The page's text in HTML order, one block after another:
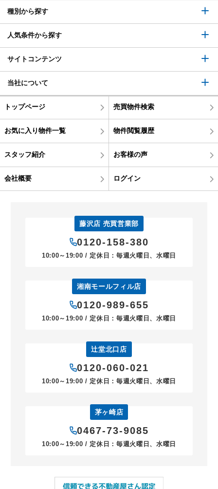
種別から探す
人気条件から探す
サイトコンテンツ
当社について
トップページ 売買物件検索
お気に入り物件一覧 物件閲覧履歴
スタッフ紹介 お客様の声
会社概要 ログイン
藤沢店 売買営業部
0120-158-380
10:00～19:00 / 定休日：毎週火曜日、水曜日
湘南モールフィル店
0120-989-655
10:00～19:00 / 定休日：毎週火曜日、水曜日
辻堂北口店
0120-060-021
10:00～19:00 / 定休日：毎週火曜日、水曜日
茅ヶ崎店
0467-73-9085
10:00～19:00 / 定休日：毎週火曜日、水曜日